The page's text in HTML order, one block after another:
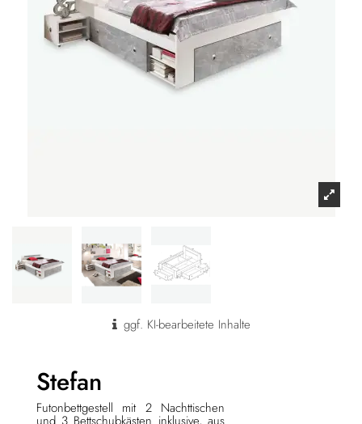
ggf. KI-bearbeitete Inhalte
Stefan
Futonbettgestell mit 2 Nachttischen